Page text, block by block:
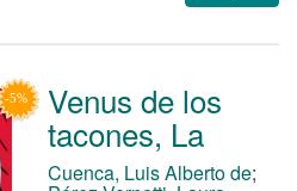
Venus de los
tacones, La
Cuenca, Luis Alberto de;